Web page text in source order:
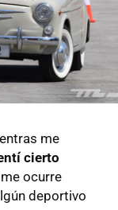
me
cierto
ocurre
deportivo